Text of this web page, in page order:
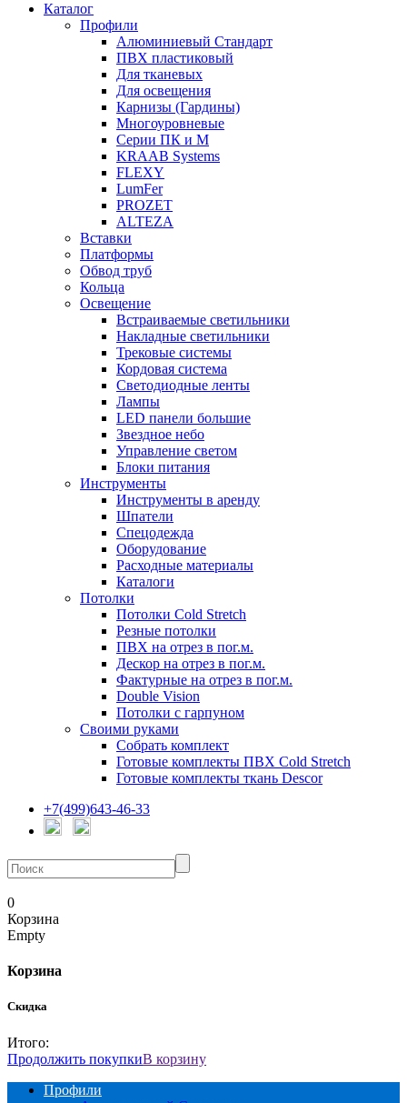
Каталог
Профили
Алюминиевый Стандарт
ПВХ пластиковый
Для тканевых
Для освещения
Карнизы (Гардины)
Многоуровневые
Серии ПК и М
KRAAB Systems
FLEXY
LumFer
PROZET
ALTEZA
Вставки
Платформы
Обвод труб
Кольца
Освещение
Встраиваемые светильники
Накладные светильники
Трековые системы
Кордовая система
Светодиодные ленты
Лампы
LED панели большие
Звездное небо
Управление светом
Блоки питания
Инструменты
Инструменты в аренду
Шпатели
Спецодежда
Оборудование
Расходные материалы
Каталоги
Потолки
Потолки Cold Stretch
Резные потолки
ПВХ на отрез в пог.м.
Дескор на отрез в пог.м.
Фактурные на отрез в пог.м.
Double Vision
Потолки с гарпуном
Своими руками
Собрать комплект
Готовые комплекты ПВХ Cold Stretch
Готовые комплекты ткань Descor
+7(499)643-46-33
0
Корзина
Empty
Корзина
Скидка
Итого:
Продолжить покупкиВ корзину
Профили